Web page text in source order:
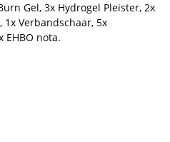
Gel, 3x Hydrogel Pleister, 2x
Verbandschaar, 5x
nota.